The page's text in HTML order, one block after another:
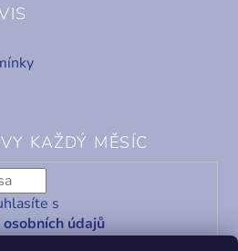
KAŽDÝ MĚSÍC
s
údajů